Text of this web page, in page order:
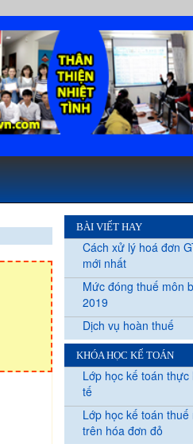
BÀI VIẾT HAY
Cách xử lý hoá đơn
mới nhất
Mức đóng thuế môn
2019
Dịch vụ hoàn thuế
KHÓA HỌC KẾ TOÁN
Lớp học kế toán
tế
Lớp học kế toán thuế
trên hóa đơn đỏ